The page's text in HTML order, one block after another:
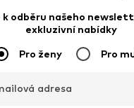
k odběru našeho
exkluzivní nabídky
Pro ženy Pro
adresa